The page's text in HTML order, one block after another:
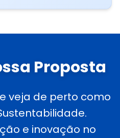
Proposta
veja de perto como
e inovação no